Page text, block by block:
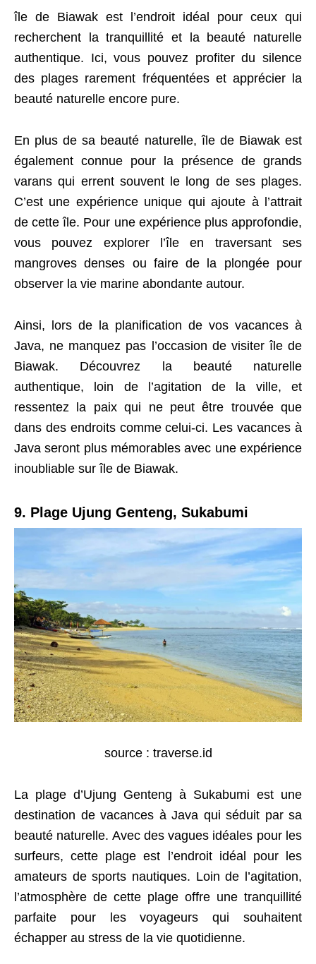
île de Biawak est l’endroit idéal pour ceux qui
recherchent la tranquillité et la beauté naturelle
authentique. Ici, vous pouvez profiter du silence
des plages rarement fréquentées et apprécier la
beauté naturelle encore pure.
En plus de sa beauté naturelle, île de Biawak est
également connue pour la présence de grands
varans qui errent souvent le long de ses plages.
C’est une expérience unique qui ajoute à l’attrait
de cette île. Pour une expérience plus approfondie,
vous pouvez explorer l’île en traversant ses
mangroves denses ou faire de la plongée pour
observer la vie marine abondante autour.
Ainsi, lors de la planification de vos vacances à
Java, ne manquez pas l’occasion de visiter île de
Biawak. Découvrez la beauté naturelle
authentique, loin de l’agitation de la ville, et
ressentez la paix qui ne peut être trouvée que
dans des endroits comme celui-ci. Les vacances à
Java seront plus mémorables avec une expérience
inoubliable sur île de Biawak.
9. Plage Ujung Genteng, Sukabumi
source : traverse.id
La plage d’Ujung Genteng à Sukabumi est une
destination de vacances à Java qui séduit par sa
beauté naturelle. Avec des vagues idéales pour les
surfeurs, cette plage est l’endroit idéal pour les
amateurs de sports nautiques. Loin de l’agitation,
l’atmosphère de cette plage offre une tranquillité
parfaite pour les voyageurs qui souhaitent
échapper au stress de la vie quotidienne.